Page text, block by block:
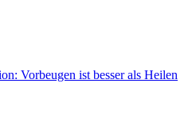
Vorbeugen ist besser als Heilen